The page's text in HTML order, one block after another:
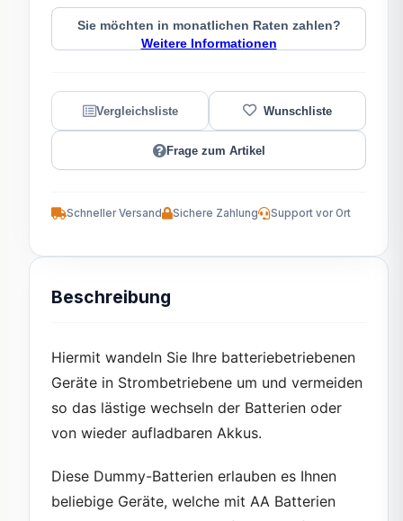
Sie möchten in monatlichen Raten zahlen?
Weitere Informationen
Frage zum Artikel
Schneller Versand Sichere Zahlung Support vor Ort
Beschreibung
Hiermit wandeln Sie Ihre batteriebetriebenen
Geräte in Strombetriebene um und vermeiden
so das lästige wechseln der Batterien oder
von wieder aufladbaren Akkus.
Diese Dummy-Batterien erlauben es Ihnen
beliebige Geräte, welche mit AA Batterien